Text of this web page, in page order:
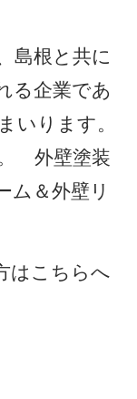
島根と共に
る企業であ
いります。
外壁塗装
ム＆外壁リ
はこちらへ